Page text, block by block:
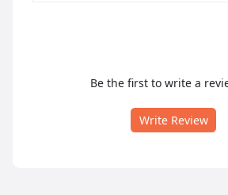
Be the first to write a
Write Review